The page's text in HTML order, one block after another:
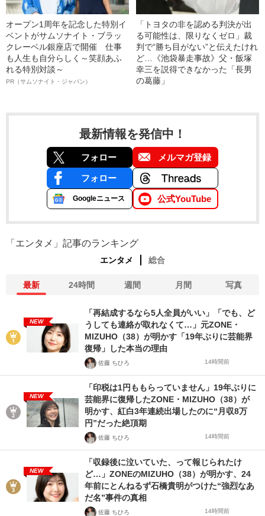
オープン1周年を記念した特別イ
ベントがサムソナイト・ブラッ
クレーベル銀座店で開催 仕事
も人生も自分らしく～笑顔あふ
れる特別対談～
PR（サムソナイト・ジャパン）
「トヨタの非を認める判決が出
る可能性は、限りなくゼロ」裁
判で“勝ち目がない”と伝えたけれ
ど…《池袋暴走事故》父・飯塚
幸三を説得できなかった「長男
の葛藤」
最新情報を発信中！
フォロー メルマガ登録
フォロー
Googleニュース 公式YouTube
「エンタメ」記事のランキング
エンタメ 総合
最新 24時間 週間 月間 写真
NEW
「再結成するなら5人全員がいい」「でも、ど
うしても連絡が取れなくて…」元ZONE・
MIZUHO（38）が明かす「19年ぶりに芸能界
復帰」した本当の理由
佐藤 ちひろ 14時間前
NEW
「印税は1円ももらっていません」19年ぶりに
芸能界に復帰したZONE・MIZUHO（38）が
明かす、紅白3年連続出場したのに“月収8万
円”だった絶頂期
佐藤 ちひろ 14時間前
NEW
「収録後に泣いていた、って報じられたけ
ど…」ZONEのMIZUHO（38）が明かす、24
年前にとんねるず石橋貴明がつけた“強烈なあ
だ名”事件の真相
佐藤 ちひろ 14時間前